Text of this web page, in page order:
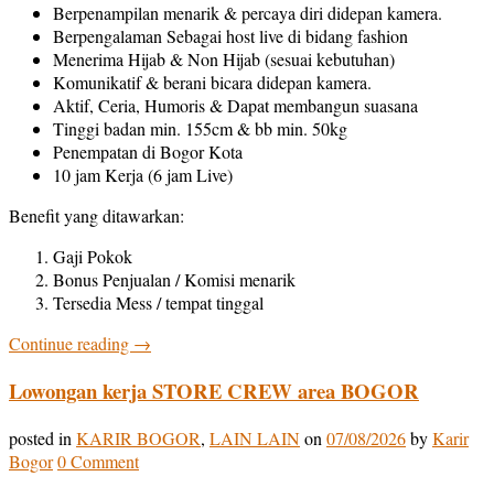
Berpenampilan menarik & percaya diri didepan kamera.
Berpengalaman Sebagai host live di bidang fashion
Menerima Hijab & Non Hijab (sesuai kebutuhan)
Komunikatif & berani bicara didepan kamera.
Aktif, Ceria, Humoris & Dapat membangun suasana
Tinggi badan min. 155cm & bb min. 50kg
Penempatan di Bogor Kota
10 jam Kerja (6 jam Live)
Benefit yang ditawarkan:
Gaji Pokok
Bonus Penjualan / Komisi menarik
Tersedia Mess / tempat tinggal
Continue reading →
Lowongan kerja STORE CREW area BOGOR
posted in KARIR BOGOR, LAIN LAINon 07/08/2026byKarir
Bogor0 Comment